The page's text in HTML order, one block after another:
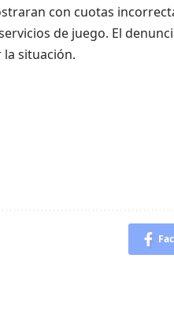
con cuotas
de juego. El
situación.